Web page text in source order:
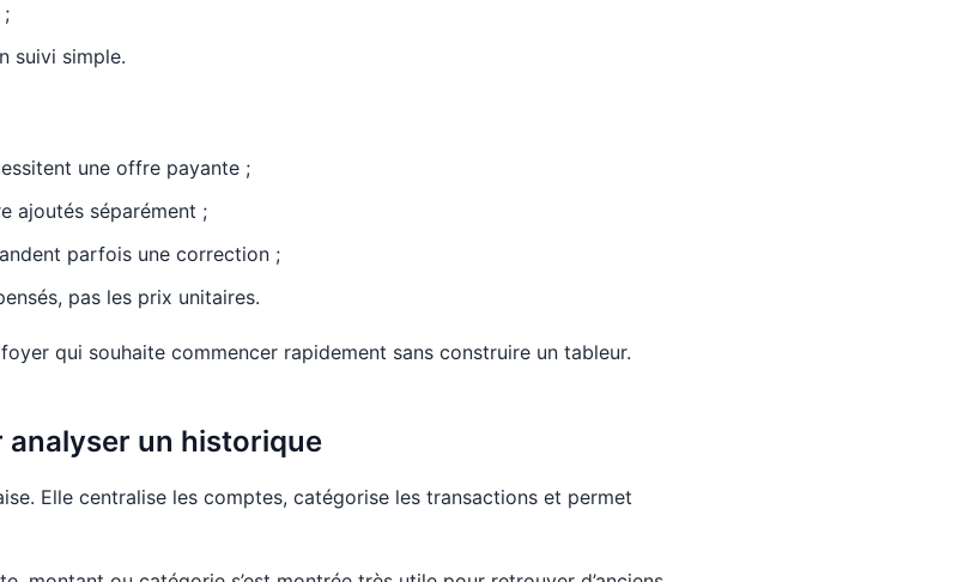
;
suivi simple.
une offre payante ;
ajoutés séparément ;
parfois une correction ;
pas les prix unitaires.
qui souhaite commencer rapidement sans construire un tableur.
analyser un historique
Elle centralise les comptes, catégorise les transactions et permet